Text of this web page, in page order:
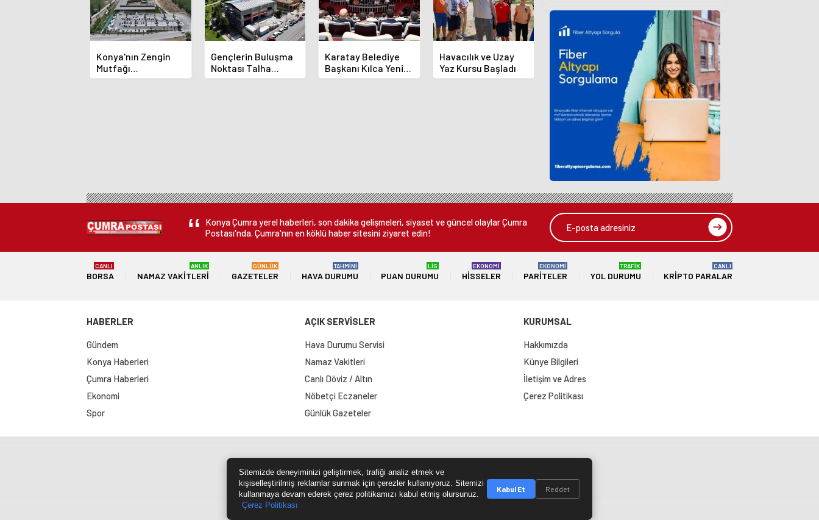
Konya'nın Zengin
Mutfağı
GastroFest'te
Gençlerin Buluşma
Noktası Talha
Bayrakçı Akademi
Karatay Belediye
Başkanı Kılca Yeni
Projeleri Açıkladı
Havacılık ve Uzay
Yaz Kursu Başladı
Konya Çumra yerel haberleri, son dakika gelişmeleri, siyaset ve güncel olaylar Çumra
Postası'nda. Çumra'nın en köklü haber sitesini ziyaret edin!
BORSA
CANLI
NAMAZ VAKITLERI
ANLIK
GAZETELER
GÜNLÜK
HAVA DURUMU
TAHMİNİ
PUAN DURUMU
LİG
HISSELER
EKONOMİ
PARITELER
EKONOMİ
YOL DURUMU
TRAFİK
KRIPTO PARALAR
CANLI
HABERLER
Gündem
Konya Haberleri
Çumra Haberleri
Ekonomi
Spor
AÇIK SERVİSLER
Hava Durumu Servisi
Namaz Vakitleri
Canlı Döviz / Altın
Nöbetçi Eczaneler
Günlük Gazeteler
KURUMSAL
Hakkımızda
Künye Bilgileri
İletişim ve Adres
Çerez Politikası
Site Haritası RSS Kaynağı Çumra Postası
Sitemizde deneyiminizi geliştirmek, trafiği analiz etmek ve
kişiselleştirilmiş reklamlar sunmak için çerezler kullanıyoruz. Sitemizi
kullanmaya devam ederek çerez politikamızı kabul etmiş olursunuz.
Çerez Politikası
Kabul Et Reddet